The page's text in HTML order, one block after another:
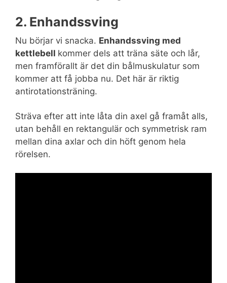
2. Enhandssving
Nu börjar vi snacka. Enhandssving med
kettlebell kommer dels att träna säte och lår,
men framförallt är det din bålmuskulatur som
kommer att få jobba nu. Det här är riktig
antirotationsträning.
Sträva efter att inte låta din axel gå framåt alls,
utan behåll en rektangulär och symmetrisk ram
mellan dina axlar och din höft genom hela
rörelsen.